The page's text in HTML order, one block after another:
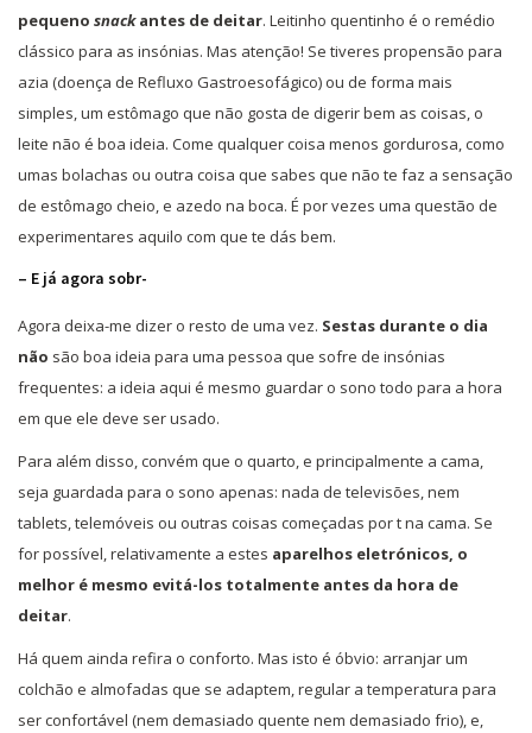
pequeno snackantes de deitar. Leitinho quentinho é o remédio
clássico para as insónias. Mas atenção! Se tiveres propensão para
azia (doença de Refluxo Gastroesofágico) ou de forma mais
simples, um estômago que não gosta de digerir bem as coisas, o
leite não é boa ideia. Come qualquer coisa menos gordurosa, como
umas bolachas ou outra coisa que sabes que não te faz a sensação
de estômago cheio, e azedo na boca. É por vezes uma questão de
experimentares aquilo com que te dás bem.
– E já agora sobr-
Agora deixa-me dizer o resto de uma vez. Sestas durante o dia
não são boa ideia para uma pessoa que sofre de insónias
frequentes: a ideia aqui é mesmo guardar o sono todo para a hora
em que ele deve ser usado.
Para além disso, convém que o quarto, e principalmente a cama,
seja guardada para o sono apenas: nada de televisões, nem
tablets, telemóveis ou outras coisas começadas por t na cama. Se
for possível, relativamente a estes aparelhos eletrónicos, o
melhor é mesmo evitá-los totalmente antes da hora de
deitar.
Há quem ainda refira o conforto. Mas isto é óbvio: arranjar um
colchão e almofadas que se adaptem, regular a temperatura para
ser confortável (nem demasiado quente nem demasiado frio), e,